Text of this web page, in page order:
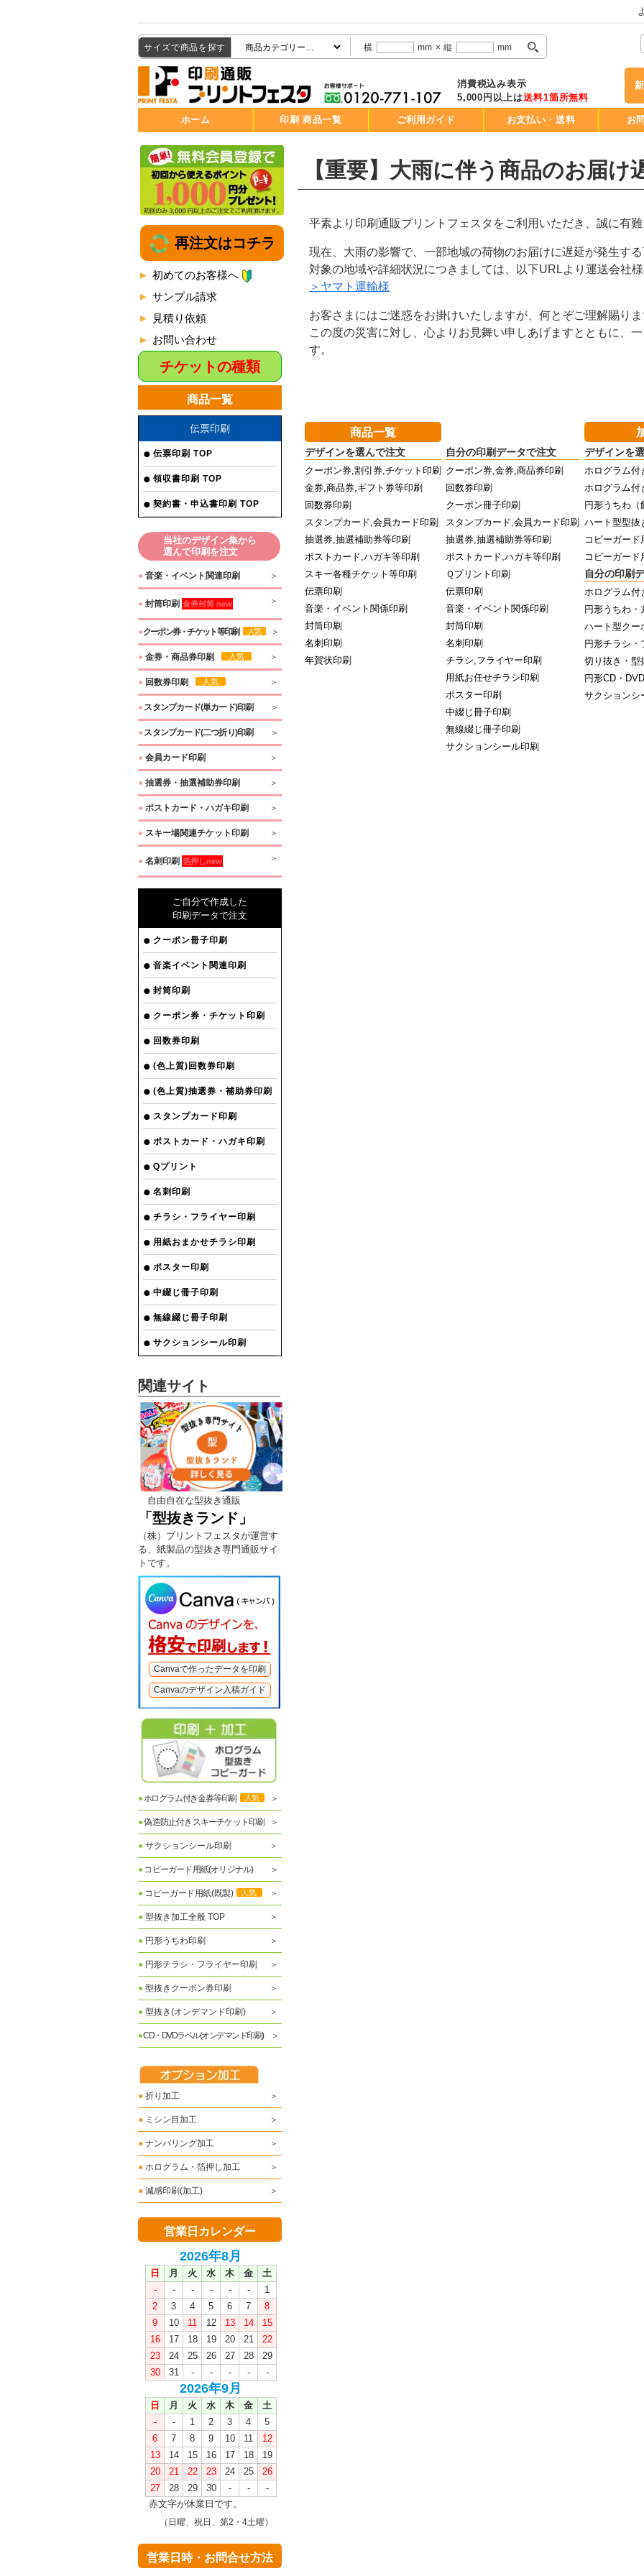
サイズで商品を探す 横 mm × 縦 mm
消費税込み表示
5,000円以上は送料1箇所無料
ホーム 印刷 商品一覧 ご利用ガイド お支払い・送料 お
再注文はコチラ
初めてのお客様へ
サンプル請求
見積り依頼
お問い合わせ
チケットの種類
商品一覧
伝票印刷
伝票印刷 TOP
領収書印刷 TOP
契約書・申込書印刷 TOP
当社のデザイン集から
選んで印刷を注文
● 音楽・イベント関連印刷
● 封筒印刷 金券封筒 new
●クーポン券・チケット等印刷 人気
● 金券・商品券印刷 人気
● 回数券印刷 人気
● スタンプカード(単カード)印刷
● スタンプカード(二つ折り)印刷
● 会員カード印刷
● 抽選券・抽選補助券印刷
● ポストカード・ハガキ印刷
● スキー場関連チケット印刷
● 名刺印刷 箔押しnew
ご自分で作成した
印刷データで注文
クーポン冊子印刷
音楽イベント関連印刷
封筒印刷
クーポン券・チケット印刷
回数券印刷
(色上質)回数券印刷
(色上質)抽選券・補助券印刷
スタンプカード印刷
ポストカード・ハガキ印刷
Qプリント
名刺印刷
チラシ・フライヤー印刷
用紙おまかせチラシ印刷
ポスター印刷
中綴じ冊子印刷
無線綴じ冊子印刷
サクションシール印刷
関連サイト
自由自在な型抜き通販
「型抜きランド」
（株）プリントフェスタが運営す
る、紙製品の型抜き専門通販サイ
トです。
Canvaで作ったデータを印刷
Canvaのデザイン入稿ガイド
●ホログラム付き金券等印刷 人気
●偽造防止付きスキーチケット印刷
● サクションシール印刷
● コピーガード用紙(オリジナル)
● コピーガード用紙(既製) 人気
● 型抜き加工全般 TOP
● 円形うちわ印刷
● 円形チラシ・フライヤー印刷
● 型抜きクーポン券印刷
● 型抜き(オンデマンド印刷)
●CD・DVDラベル(オンデマンド印刷)
● 折り加工
● ミシン目加工
● ナンバリング加工
● ホログラム・箔押し加工
● 減感印刷(加工)
営業日カレンダー
2026年8月
日 月 火 水 木 金
土
-
- - - - -
1
2
3 4 5 6 7
8
9
10 11 12 13 14
15
16
17 18 19 20 21
22
23
24 25 26 27 28
29
30
31 - - - - -
2026年9月
日 月 火 水 木 金
土
-
- 1 2 3 4
5
6
7 8 9 10 11
12
13
14 15 16 17 18
19
20
21 22 23 24 25
26
27
28 29 30 - -
-
赤文字が休業日です。
（日曜、祝日、第2・4土曜）
営業日時・お問合せ方法
【重要】大雨に伴う商品のお届け
平素より印刷通販プリントフェスタをご利用いただき、誠に有難
現在、大雨の影響で、一部地域の荷物のお届けに遅延が発生する
対象の地域や詳細状況につきましては、以下URLより運送会社
＞ヤマト運輸様
お客さまにはご迷惑をお掛けいたしますが、何とぞご理解賜りま
この度の災害に対し、心よりお見舞い申しあげますとともに、
す。
商品一覧
デザインを選んで注文
クーポン券,割引券,チケット印刷
金券,商品券,ギフト券等印刷
回数券印刷
スタンプカード,会員カード印刷
抽選券,抽選補助券等印刷
ポストカード,ハガキ等印刷
スキー各種チケット等印刷
伝票印刷
音楽・イベント関係印刷
封筒印刷
名刺印刷
年賀状印刷
自分の印刷データで注文
クーポン券,金券,商品券印刷
回数券印刷
クーポン冊子印刷
スタンプカード,会員カード印刷
抽選券,抽選補助券等印刷
ポストカード,ハガキ等印刷
Ｑプリント印刷
伝票印刷
音楽・イベント関係印刷
封筒印刷
名刺印刷
チラシ,フライヤー印刷
用紙お任せチラシ印刷
ポスター印刷
中綴じ冊子印刷
無線綴じ冊子印刷
サクションシール印刷
デザインを
ホログラム付
ホログラム付
円形うちわ（
ハート型型抜
コピーガード
コピーガード
自分の印刷
ホログラム付
円形うちわ・
ハート型クー
円形チラシ・
切り抜き・型
円形CD・
サクションシ